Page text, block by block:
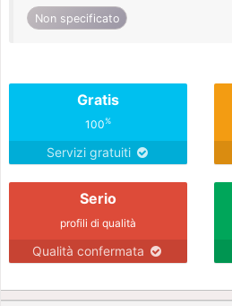
Non specificato
Gratis
100%
Servizi gratuiti
Serio
profili di qualità
Qualità confermata